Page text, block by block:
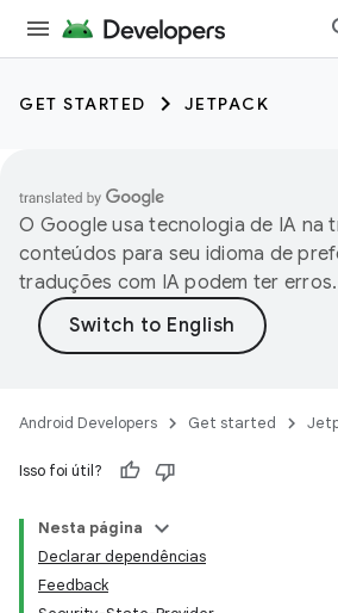
GET STARTED JETPACK
O Google usa tecnologia de IA na
conteúdos para seu idioma de
traduções com IA podem ter erros.
Android Developers Get started
Isso foi útil?
Nesta página
Declarar dependências
Feedback